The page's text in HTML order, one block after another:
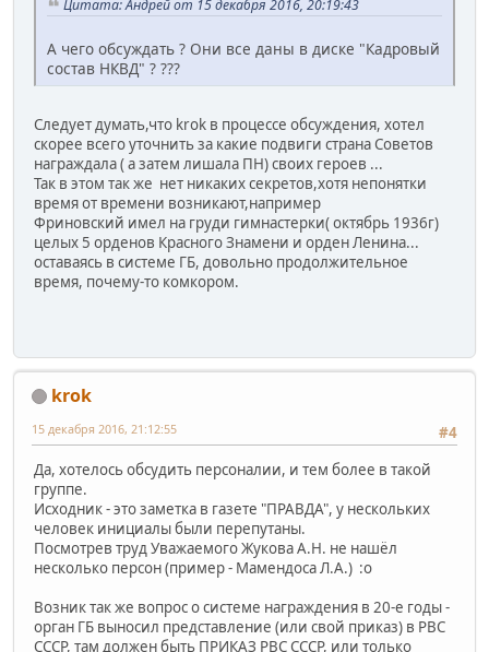
Цитата: Андрей от 15 декабря 2016, 20:19:43
А чего обсуждать ? Они все даны в диске "Кадровый
состав НКВД" ? ???
Следует думать,что krok в процессе обсуждения, хотел
скорее всего уточнить за какие подвиги страна Советов
награждала ( а затем лишала ПН) своих героев ...
Так в этом так же нет никаких секретов,хотя непонятки
время от времени возникают,например
Фриновский имел на груди гимнастерки( октябрь 1936г)
целых 5 орденов Красного Знамени и орден Ленина...
оставаясь в системе ГБ, довольно продолжительное
время, почему-то комкором.
krok
#4
15 декабря 2016, 21:12:55
Да, хотелось обсудить персоналии, и тем более в такой
группе.
Исходник - это заметка в газете "ПРАВДА", у нескольких
человек инициалы были перепутаны.
Посмотрев труд Уважаемого Жукова А.Н. не нашёл
несколько персон (пример - Мамендоса Л.А.) :o
Возник так же вопрос о системе награждения в 20-е годы -
орган ГБ выносил представление (или свой приказ) в РВС
СССР, там должен быть ПРИКАЗ РВС СССР, или только